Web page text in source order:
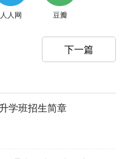
人人网 豆瓣
下一篇
学班招生简章